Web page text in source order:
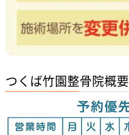
つくば竹園整骨院概要